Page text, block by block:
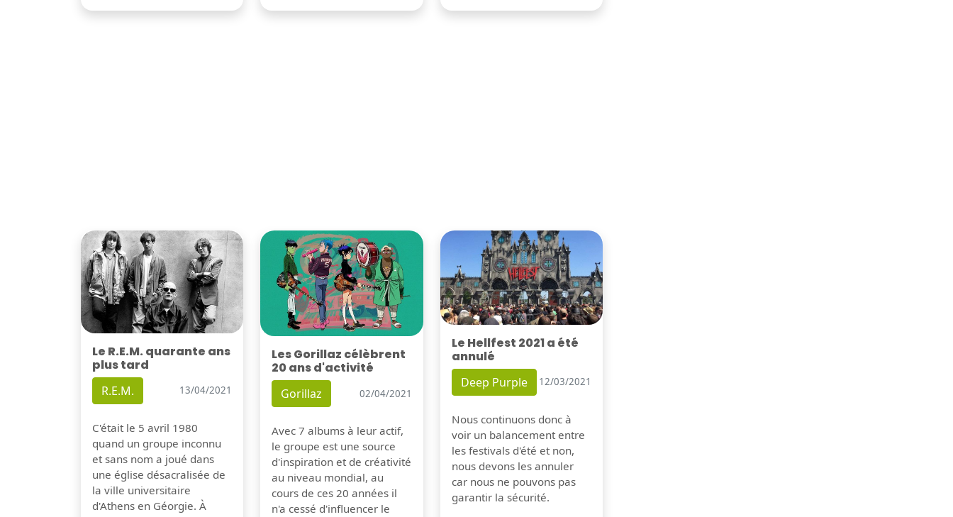
Le R.E.M. quarante ans
plus tard
R.E.M. 13/04/2021
C'était le 5 avril 1980
quand un groupe inconnu
et sans nom a joué dans
une église désacralisée de
la ville universitaire
d'Athens en Géorgie. À
Les Gorillaz célèbrent
20 ans d'activité
Gorillaz 02/04/2021
Avec 7 albums à leur actif,
le groupe est une source
d'inspiration et de créativité
au niveau mondial, au
cours de ces 20 années il
n'a cessé d'influencer le
Le Hellfest 2021 a été
annulé
Deep Purple 12/03/2021
Nous continuons donc à
voir un balancement entre
les festivals d'été et non,
nous devons les annuler
car nous ne pouvons pas
garantir la sécurité.